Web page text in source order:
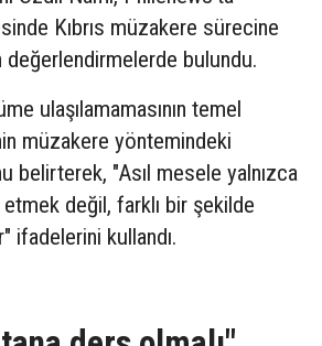
Kıbrıs müzakere sürecine
bulundu.
ulaşılamamasının temel
müzakere yöntemindeki
belirterek, "Asıl mesele yalnızca
değil, farklı bir şekilde
ifadelerini kullandı.